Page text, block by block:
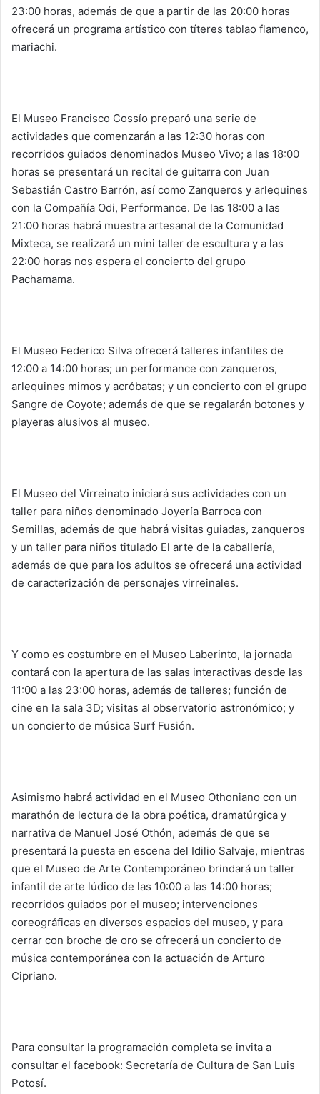
23:00 horas, además de que a partir de las 20:00 horas
ofrecerá un programa artístico con títeres tablao flamenco,
mariachi.
El Museo Francisco Cossío preparó una serie de
actividades que comenzarán a las 12:30 horas con
recorridos guiados denominados Museo Vivo; a las 18:00
horas se presentará un recital de guitarra con Juan
Sebastián Castro Barrón, así como Zanqueros y arlequines
con la Compañía Odi, Performance. De las 18:00 a las
21:00 horas habrá muestra artesanal de la Comunidad
Mixteca, se realizará un mini taller de escultura y a las
22:00 horas nos espera el concierto del grupo
Pachamama.
El Museo Federico Silva ofrecerá talleres infantiles de
12:00 a 14:00 horas; un performance con zanqueros,
arlequines mimos y acróbatas; y un concierto con el grupo
Sangre de Coyote; además de que se regalarán botones y
playeras alusivos al museo.
El Museo del Virreinato iniciará sus actividades con un
taller para niños denominado Joyería Barroca con
Semillas, además de que habrá visitas guiadas, zanqueros
y un taller para niños titulado El arte de la caballería,
además de que para los adultos se ofrecerá una actividad
de caracterización de personajes virreinales.
Y como es costumbre en el Museo Laberinto, la jornada
contará con la apertura de las salas interactivas desde las
11:00 a las 23:00 horas, además de talleres; función de
cine en la sala 3D; visitas al observatorio astronómico; y
un concierto de música Surf Fusión.
Asimismo habrá actividad en el Museo Othoniano con un
marathón de lectura de la obra poética, dramatúrgica y
narrativa de Manuel José Othón, además de que se
presentará la puesta en escena del Idilio Salvaje, mientras
que el Museo de Arte Contemporáneo brindará un taller
infantil de arte lúdico de las 10:00 a las 14:00 horas;
recorridos guiados por el museo; intervenciones
coreográficas en diversos espacios del museo, y para
cerrar con broche de oro se ofrecerá un concierto de
música contemporánea con la actuación de Arturo
Cipriano.
Para consultar la programación completa se invita a
consultar el facebook: Secretaría de Cultura de San Luis
Potosí.